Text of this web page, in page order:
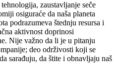
zaustavljanje seče
osiguraće da naša planeta
podrazumeva štednju resursa i
aktivnost doprinosi
Nije važno da li je u pitanju
deo održivosti koji se
sarađuju, da štite i obnavljaju naš